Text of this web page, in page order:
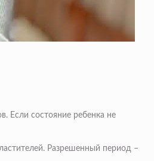
Если состояние ребенка не
Разрешенный период –